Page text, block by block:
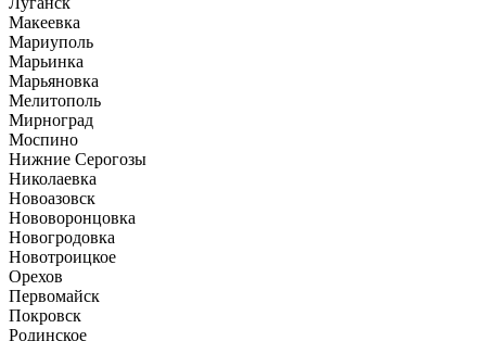
Макеевка
Мариуполь
Марьинка
Марьяновка
Мелитополь
Мирноград
Моспино
Нижние Серогозы
Николаевка
Новоазовск
Нововоронцовка
Новогродовка
Новотроицкое
Орехов
Первомайск
Покровск
Родинское